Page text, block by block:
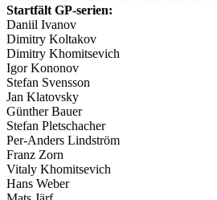
Startfält GP-serien:
Daniil Ivanov
Dimitry Koltakov
Dimitry Khomitsevich
Igor Kononov
Stefan Svensson
Jan Klatovsky
Günther Bauer
Stefan Pletschacher
Per-Anders Lindström
Franz Zorn
Vitaly Khomitsevich
Hans Weber